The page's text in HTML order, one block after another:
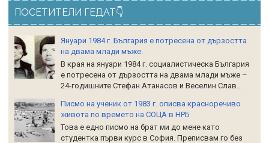
ПОСЕТИТЕЛИ ГЕДАТ👇
Януари 1984 г. България е потресена от дързостта
на двама млади мъже.
В края на януари 1984 г. социалистическа България
е потресена от дързостта на двама млади мъже –
24-годишните Стефан Атанасов и Веселин Слав...
Писмо на ученик от 1983 г. описва красноречиво
живота по времето на СОЦА в НРБ
Това е едно писмо на брат ми до мене като
студентка първи курс в София. Преписвам го без